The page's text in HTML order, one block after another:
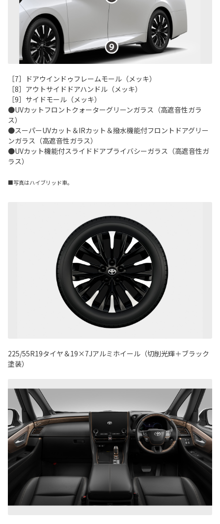
［7］ドアウインドゥフレームモール（メッキ）
［8］アウトサイドドアハンドル（メッキ）
［9］サイドモール（メッキ）
●UVカットフロントクォーターグリーンガラス（高遮音性ガラ
ス）
●スーパーUVカット＆IRカット＆撥水機能付フロントドアグリー
ンガラス（高遮音性ガラス）
●UVカット機能付スライドドアプライバシーガラス（高遮音性ガ
ラス）
■写真はハイブリッド車。
225/55R19タイヤ＆19×7Jアルミホイール（切削光輝＋ブラック
塗装）